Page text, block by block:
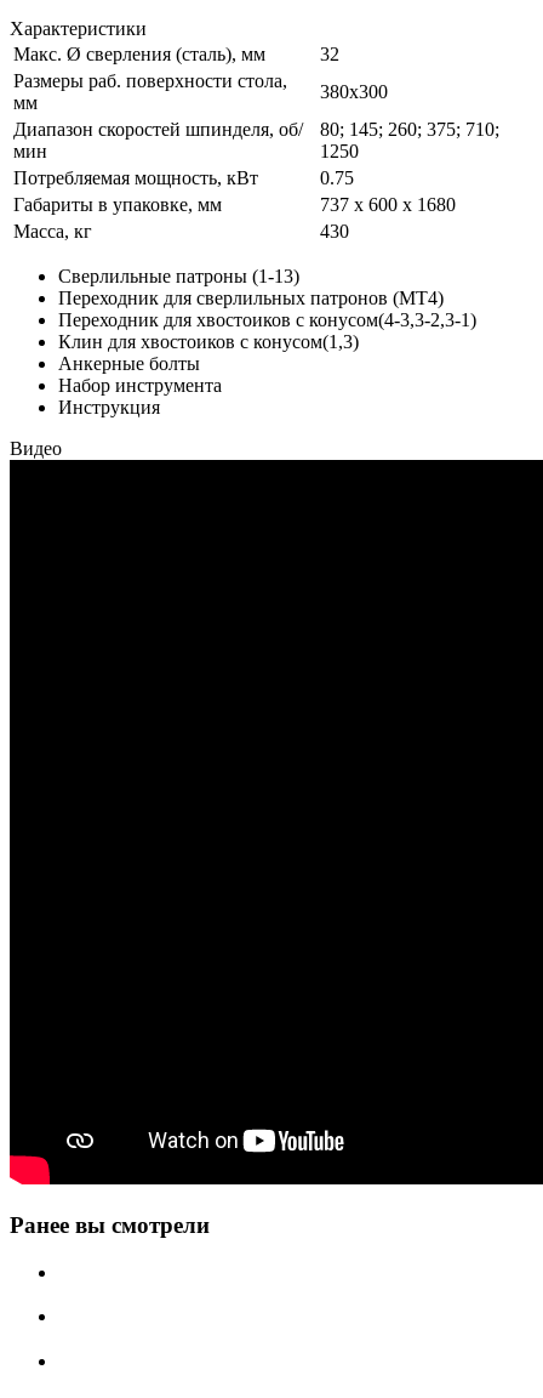
Характеристики
Макс. Ø сверления (сталь), мм
32
Размеры раб. поверхности стола,
мм
380х300
Диапазон скоростей шпинделя, об/
мин
80; 145; 260; 375; 710;
1250
Потребляемая мощность, кВт
0.75
Габариты в упаковке, мм
737 x 600 x 1680
Масса, кг
430
Сверлильные патроны (1-13)
Переходник для сверлильных патронов (MT4)
Переходник для хвостоиков с конусом(4-3,3-2,3-1)
Клин для хвостоиков с конусом(1,3)
Анкерные болты
Набор инструмента
Инструкция
Видео
Ранее вы смотрели